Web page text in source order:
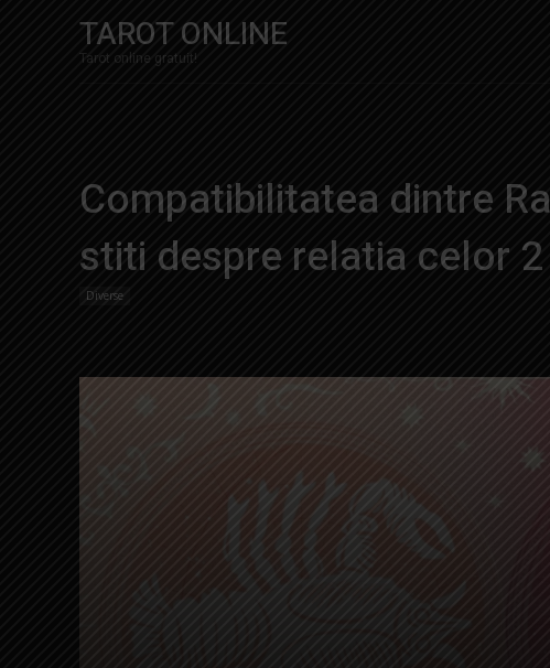
TAROT ONLINE
Tarot online gratuit!
Compatibilitatea dintre
stiti despre relatia celor
Diverse